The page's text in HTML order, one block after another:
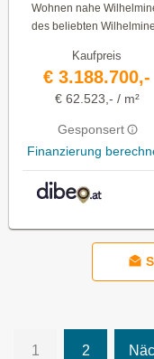
Wohnen nahe
des beliebten
Kaufpreis
€ 3.188.700,-
€ 62.523,- / m²
Gesponsert
Finanzierung
1 2